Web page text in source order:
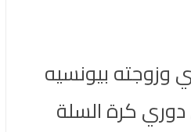
وزوجته بيونسيه
دوري كرة السلة